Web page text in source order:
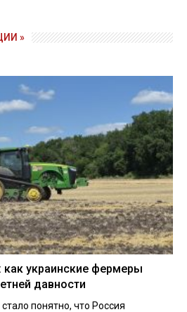
»
украинские фермеры
давности
понятно, что Россия